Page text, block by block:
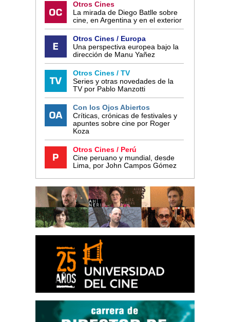
Otros Cines
La mirada de Diego Batlle sobre
cine, en Argentina y en el exterior
Otros Cines / Europa
Una perspectiva europea bajo la
dirección de Manu Yañez
Otros Cines / TV
Series y otras novedades de la
TV por Pablo Manzotti
Con los Ojos Abiertos
Críticas, crónicas de festivales y
apuntes sobre cine por Roger
Koza
Otros Cines / Perú
Cine peruano y mundial, desde
Lima, por John Campos Gómez